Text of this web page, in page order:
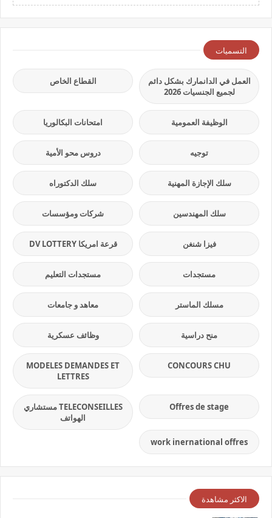
التسميات
العمل في الدانمارك بشكل دائم
لجميع الجنسيات 2026
القطاع الخاص
الوظيفة العمومية امتحانات البكالوريا
توجيه دروس محو الأمية
سلك الإجازة المهنية سلك الدكتوراه
سلك المهندسين شركات ومؤسسات
فيزا شنغن قرعة امريكا DV LOTTERY
مستجدات مستجدات التعليم
مسلك الماستر معاهد و جامعات
منح دراسية وظائف عسكرية
CONCOURS CHU
MODELES DEMANDES ET
LETTRES
Offres de stage
TELECONSEILLES مستشاري
الهواتف
work inernational offres
الاكثر مشاهدة